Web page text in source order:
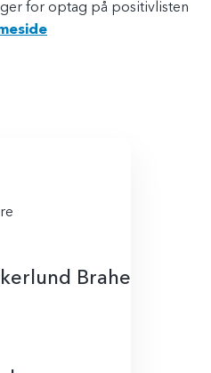
for optag på positivlisten
Brahe